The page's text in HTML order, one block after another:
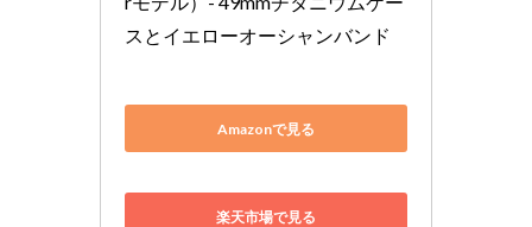
スとイエローオーシャンバンド
Amazonで見る
楽天市場で見る